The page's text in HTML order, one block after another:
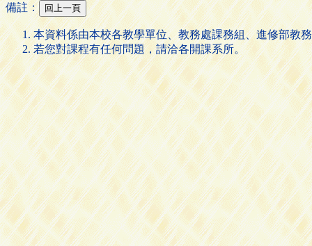
備註：
本資料係由本校各教學單位、教務處課務組、進修部教
若您對課程有任何問題，請洽各開課系所。